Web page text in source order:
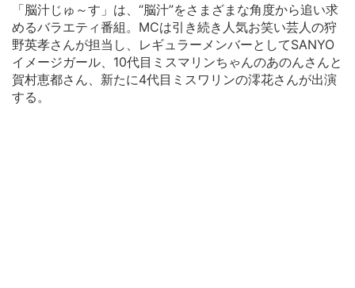
「脳汁じゅ～す」は、“脳汁”をさまざまな角度から追い求
めるバラエティ番組。MCは引き続き人気お笑い芸人の狩
野英孝さんが担当し、レギュラーメンバーとしてSANYO
イメージガール、10代目ミスマリンちゃんのあのんさんと
賀村恵都さん、新たに4代目ミスワリンの澪花さんが出演
する。